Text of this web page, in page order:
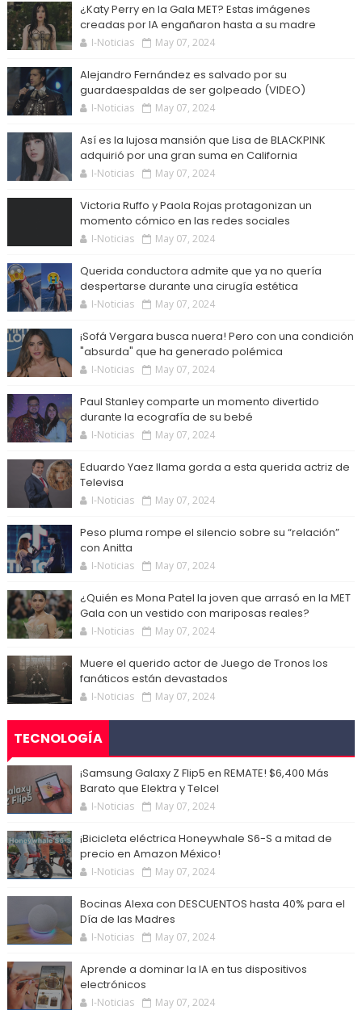
¿Katy Perry en la Gala MET? Estas imágenes
creadas por IA engañaron hasta a su madre
I-Noticias May 07, 2024
Alejandro Fernández es salvado por su
guardaespaldas de ser golpeado (VIDEO)
I-Noticias May 07, 2024
Así es la lujosa mansión que Lisa de BLACKPINK
adquirió por una gran suma en California
I-Noticias May 07, 2024
Victoria Ruffo y Paola Rojas protagonizan un
momento cómico en las redes sociales
I-Noticias May 07, 2024
Querida conductora admite que ya no quería
despertarse durante una cirugía estética
I-Noticias May 07, 2024
¡Sofá Vergara busca nuera! Pero con una condición
"absurda" que ha generado polémica
I-Noticias May 07, 2024
Paul Stanley comparte un momento divertido
durante la ecografía de su bebé
I-Noticias May 07, 2024
Eduardo Yaez llama gorda a esta querida actriz de
Televisa
I-Noticias May 07, 2024
Peso pluma rompe el silencio sobre su “relación”
con Anitta
I-Noticias May 07, 2024
¿Quién es Mona Patel la joven que arrasó en la MET
Gala con un vestido con mariposas reales?
I-Noticias May 07, 2024
Muere el querido actor de Juego de Tronos los
fanáticos están devastados
I-Noticias May 07, 2024
TECNOLOGÍA
¡Samsung Galaxy Z Flip5 en REMATE! $6,400 Más
Barato que Elektra y Telcel
I-Noticias May 07, 2024
¡Bicicleta eléctrica Honeywhale S6-S a mitad de
precio en Amazon México!
I-Noticias May 07, 2024
Bocinas Alexa con DESCUENTOS hasta 40% para el
Día de las Madres
I-Noticias May 07, 2024
Aprende a dominar la IA en tus dispositivos
electrónicos
I-Noticias May 07, 2024